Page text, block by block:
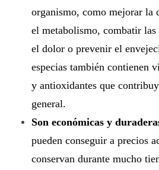
organismo, como mejorar la
el metabolismo, combatir
el dolor o prevenir el
especias también contienen
y antioxidantes que
general.
Son económicas y
pueden conseguir a precios
conservan durante mucho